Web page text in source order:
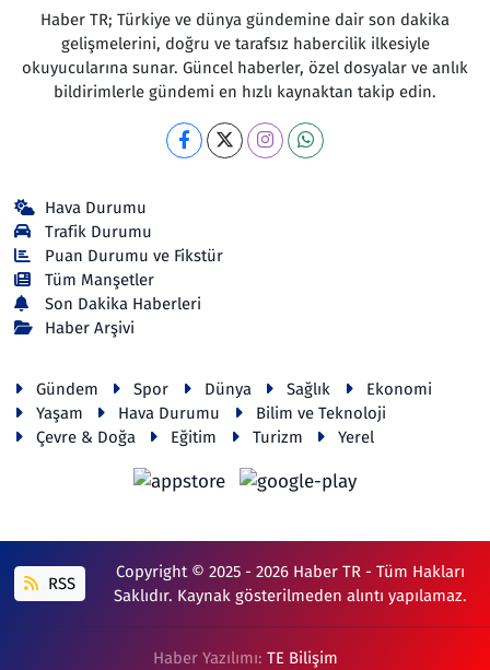
Haber TR; Türkiye ve dünya gündemine dair son dakika
gelişmelerini, doğru ve tarafsız habercilik ilkesiyle
okuyucularına sunar. Güncel haberler, özel dosyalar ve anlık
bildirimlerle gündemi en hızlı kaynaktan takip edin.
Hava Durumu
Trafik Durumu
Puan Durumu ve Fikstür
Tüm Manşetler
Son Dakika Haberleri
Haber Arşivi
Gündem Spor Dünya Sağlık
Ekonomi
Yaşam
Hava Durumu
Bilim ve Teknoloji
Çevre & Doğa
Eğitim Turizm Yerel
RSS
Copyright © 2025 - 2026 Haber TR - Tüm Hakları
Saklıdır. Kaynak gösterilmeden alıntı yapılamaz.
Haber Yazılımı: TE Bilişim